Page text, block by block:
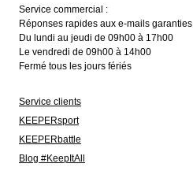
Service commercial :
Réponses rapides aux e-mails garanties
Du lundi au jeudi de 09h00 à 17h00
Le vendredi de 09h00 à 14h00
Fermé tous les jours fériés
Service clients
KEEPERsport
KEEPERbattle
Blog #KeepItAll